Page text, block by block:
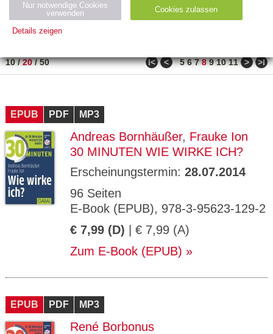
Neuerscheinung
Bestseller
PREIS
10/20/50 ǀ< < 5 6 7 8 9 10 11 > >ǀ
EPUB PDF MP3
Andreas Bornhäußer, Frauke Ion
30 MINUTEN WIE WIRKE ICH?
Erscheinungstermin: 28.07.2014
96 Seiten
E-Book (EPUB), 978-3-95623-129-2
€ 7,99 (D) | € 7,99 (A)
Zum E-Book (EPUB)
EPUB PDF MP3
René Borbonus
Nur notwendige Cookies
verwenden
Cookies zulassen
Details zeigen
Name Zweck
Ty
ESSION
_ID
verlag.
de
Session verwendet
GV_CO
OKIES
gabal-
Speichert den Zustimmungsstatus des
Benutzers für Cookies auf der aktuellen
Domäne.
90
ge